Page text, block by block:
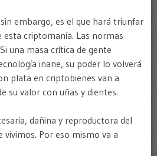
embargo, es el que hará triunfar
esta criptomanía. Las normas
una masa crítica de gente
inane, su poder lo volverá
plata en criptobienes van a
su valor con uñas y dientes.
dañina y reproductora del
vivimos. Por eso mismo va a